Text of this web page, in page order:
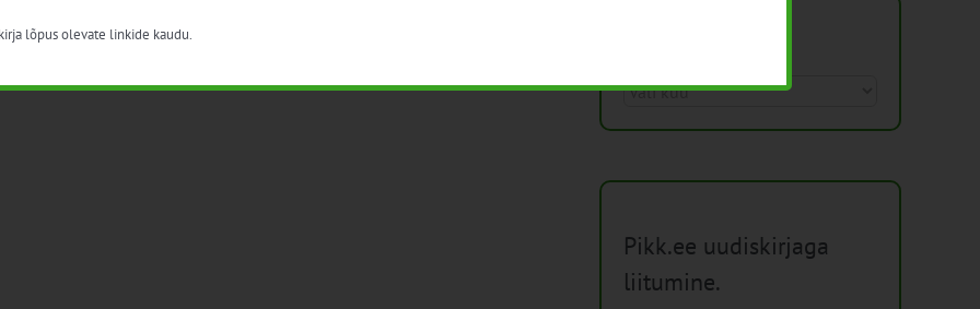
Arhiiv
Pikk.ee uudiskirjaga
liitumine.
lõpus olevate linkide kaudu.